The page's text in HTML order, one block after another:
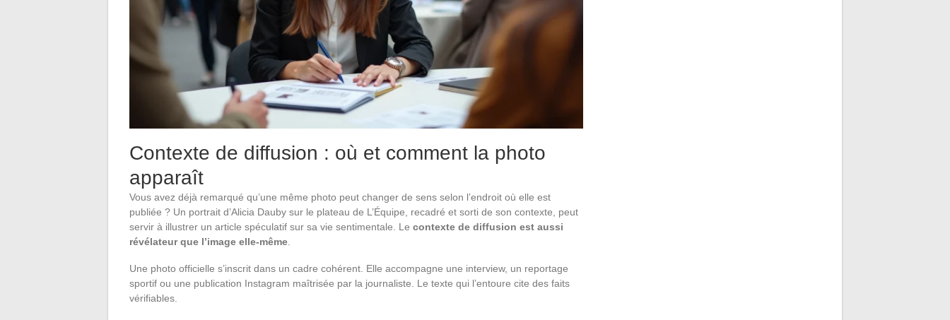
Contexte de diffusion : où et comment la photo
apparaît
Vous avez déjà remarqué qu’une même photo peut changer de sens selon l’endroit où elle est
publiée ? Un portrait d’Alicia Dauby sur le plateau de L’Équipe, recadré et sorti de son contexte, peut
servir à illustrer un article spéculatif sur sa vie sentimentale. Le contexte de diffusion est aussi
révélateur que l’image elle-même.
Une photo officielle s’inscrit dans un cadre cohérent. Elle accompagne une interview, un reportage
sportif ou une publication Instagram maîtrisée par la journaliste. Le texte qui l’entoure cite des faits
vérifiables.